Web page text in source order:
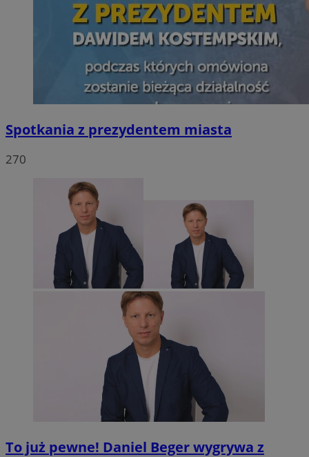
Spotkania z prezydentem miasta
270
To już pewne! Daniel Beger wygrywa z